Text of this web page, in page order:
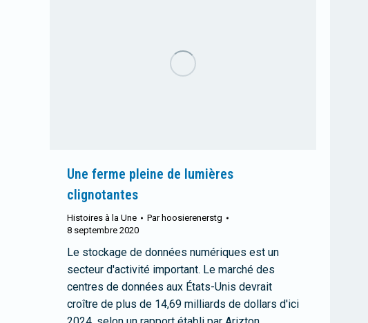
Une ferme pleine de lumières
clignotantes
Histoires à la Une Par hoosierenerstg
8 septembre 2020
Le stockage de données numériques est un
secteur d'activité important. Le marché des
centres de données aux États-Unis devrait
croître de plus de 14,69 milliards de dollars d'ici